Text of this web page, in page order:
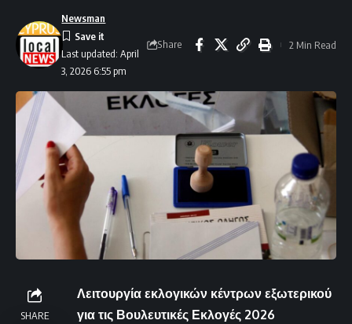
Last updated: April
3, 2026 6:55 pm
Newsman
Share 2 Min Read
SHARE
Λειτουργία εκλογικών κέντρων εξωτερικού
για τις Βουλευτικές Εκλογές 2026